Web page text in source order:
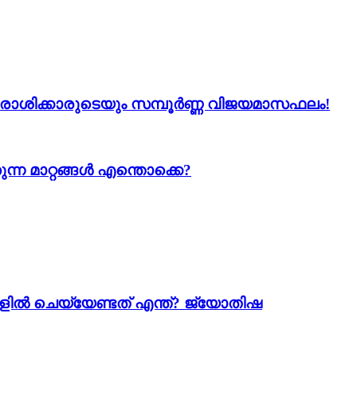
രാശിക്കാരുടെയും സമ്പൂർണ്ണ വിജയമാസഫലം!
മാറ്റങ്ങൾ എന്തൊക്കെ?
ചെയ്യേണ്ടത് എന്ത്? ജ്യോതിഷ